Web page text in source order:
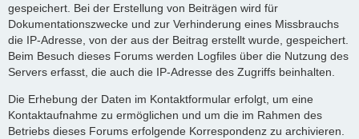
gespeichert. Bei der Erstellung von Beiträgen wird für
Dokumentationszwecke und zur Verhinderung eines Missbrauchs
die IP-Adresse, von der aus der Beitrag erstellt wurde, gespeichert.
Beim Besuch dieses Forums werden Logfiles über die Nutzung des
Servers erfasst, die auch die IP-Adresse des Zugriffs beinhalten.
Die Erhebung der Daten im Kontaktformular erfolgt, um eine
Kontaktaufnahme zu ermöglichen und um die im Rahmen des
Betriebs dieses Forums erfolgende Korrespondenz zu archivieren.